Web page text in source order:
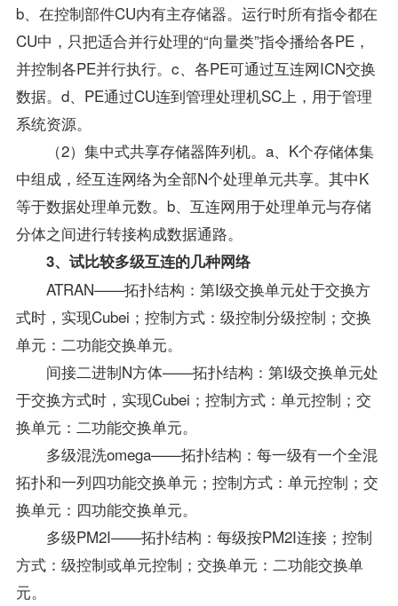
b、在控制部件CU内有主存储器。运行时所有指令都在
CU中，只把适合并行处理的“向量类”指令播给各PE，
并控制各PE并行执行。c、各PE可通过互连网ICN交换
数据。d、PE通过CU连到管理处理机SC上，用于管理
系统资源。
（2）集中式共享存储器阵列机。a、K个存储体集
中组成，经互连网络为全部N个处理单元共享。其中K
等于数据处理单元数。b、互连网用于处理单元与存储
分体之间进行转接构成数据通路。
3、试比较多级互连的几种网络
ATRAN——拓扑结构：第I级交换单元处于交换方
式时，实现Cubei；控制方式：级控制分级控制；交换
单元：二功能交换单元。
间接二进制N方体——拓扑结构：第I级交换单元处
于交换方式时，实现Cubei；控制方式：单元控制；交
换单元：二功能交换单元。
多级混洗omega——拓扑结构：每一级有一个全混
拓扑和一列四功能交换单元；控制方式：单元控制；交
换单元：四功能交换单元。
多级PM2I——拓扑结构：每级按PM2I连接；控制
方式：级控制或单元控制；交换单元：二功能交换单
元。